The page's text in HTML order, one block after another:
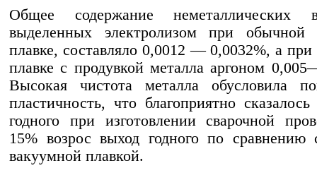
Общее содержание неметаллических
выделенных электролизом при обычной
плавке, составляло 0,0012 — 0,0032%, а
плавке с продувкой металла аргоном
Высокая чистота металла обусловила
пластичность, что благоприятно
годного при изготовлении сварочной
15% возрос выход годного по сравнению
вакуумной плавкой.